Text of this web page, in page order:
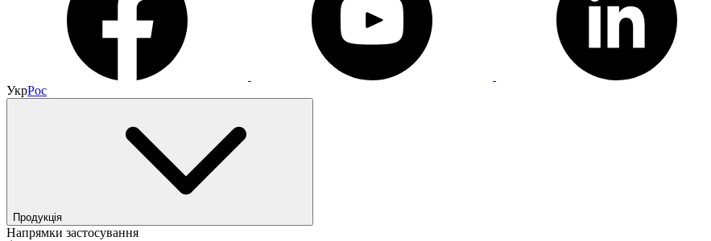
УкрРос
Продукція
Напрямки застосування